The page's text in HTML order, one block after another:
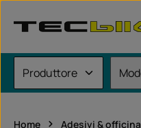
Home Adesivi & officina